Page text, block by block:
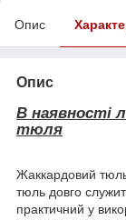
Опис
Опис
В наявності
тюля
Жаккардовий тюль
тюль довго
практичний у